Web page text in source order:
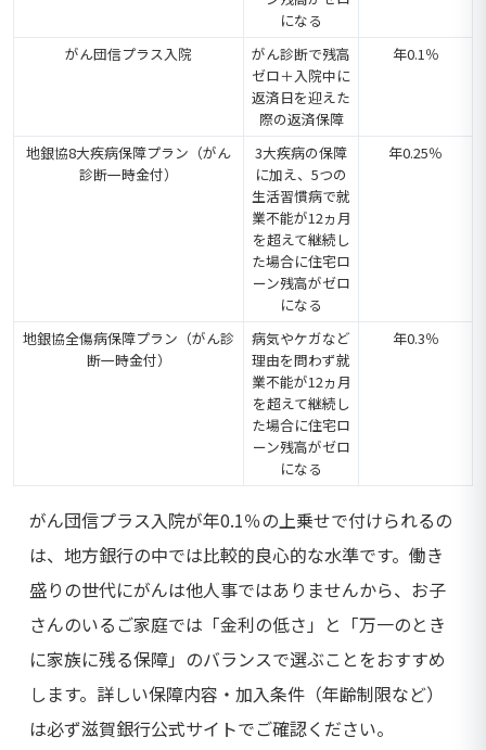
になる
がん団信プラス入院
がん診断で残高
ゼロ＋入院中に
返済日を迎えた
際の返済保障
年0.1％
地銀協8大疾病保障プラン（がん
診断一時金付）
3大疾病の保障
に加え、5つの
生活習慣病で就
業不能が12ヵ月
を超えて継続し
た場合に住宅ロ
ーン残高がゼロ
になる
年0.25％
地銀協全傷病保障プラン（がん診
断一時金付）
病気やケガなど
理由を問わず就
業不能が12ヵ月
を超えて継続し
た場合に住宅ロ
ーン残高がゼロ
になる
年0.3％
がん団信プラス入院が年0.1％の上乗せで付けられるの
は、地方銀行の中では比較的良心的な水準です。働き
盛りの世代にがんは他人事ではありませんから、お子
さんのいるご家庭では「金利の低さ」と「万一のとき
に家族に残る保障」のバランスで選ぶことをおすすめ
します。詳しい保障内容・加入条件（年齢制限など）
は必ず滋賀銀行公式サイトでご確認ください。